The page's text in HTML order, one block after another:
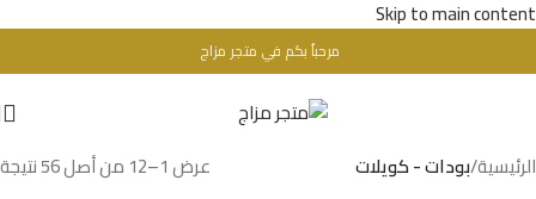
Skip to main content
تحذير : للبالغين فقط + 18 عام - WARINIG : Not For Sale For Minors
مرحباُ بكم في متجر مزاج
الرئيسية/بودات - كويلات
عرض 1–12 من أصل 56 نتيجة